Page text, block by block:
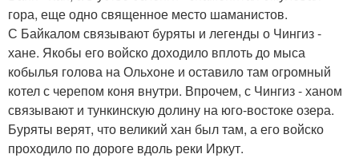
гора, еще одно священное место шаманистов.
С Байкалом связывают буряты и легенды о Чингиз -
хане. Якобы его войско доходило вплоть до мыса
кобылья голова на Ольхоне и оставило там огромный
котел с черепом коня внутри. Впрочем, с Чингиз - ханом
связывают и тункинскую долину на юго-востоке озера.
Буряты верят, что великий хан был там, а его войско
проходило по дороге вдоль реки Иркут.